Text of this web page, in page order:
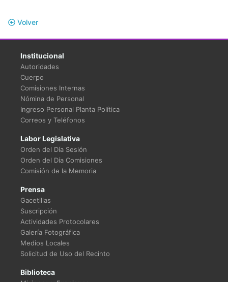
Volver
Institucional
Autoridades
Cuerpo
Comisiones Internas
Nómina de Personal
Ingreso Personal Planta Política
Correos y Teléfonos
Labor Legislativa
Orden del Día Sesión
Orden del Día Comisiones
Comisión de la Memoria
Prensa
Gacetillas
Suscripción
Actividades Protocolares
Galería Fotográfica
Medios Locales
Solicitud de Uso del Recinto
Biblioteca